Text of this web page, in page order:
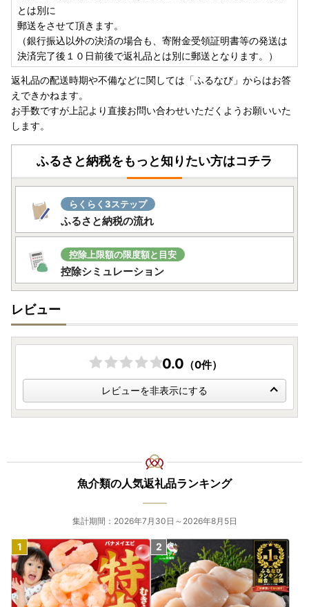
とは別に
郵送をさせて頂きます。
（銀行振込以外の決済の場合も、寄附金受領証明書等の発送は
決済完了後１０日前後で返礼品とは別に郵送となります。）
返礼品の配送時期や不備などに関しては「ふるなび」からはお答
えできかねます。
お手数ですが上記より直接お問い合わせいただくようお願いいた
します。
ふるさと納税をもっと知りたい方はコチラ
らくらく3ステップ
ふるさと納税の流れ
控除上限額の限度額と目安
控除シミュレーション
レビュー
0.0 （0件）
レビューを非表示にする
魚介類の人気返礼品ランキング
集計期間：2026年7月30日～2026年8月5日